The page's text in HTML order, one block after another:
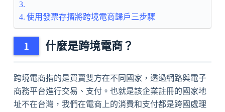
使用發票存摺將跨境電商歸戶三步驟
什麼是跨境電商？
跨境電商指的是買賣雙方在不同國家，透過網路與電子
商務平台進行交易、支付。也就是該企業註冊的國家地
址不在台灣，我們在電商上的消費和支付都是跨國處理